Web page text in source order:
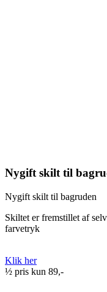
Nygift skilt til
Nygift skilt til bagruden
Skiltet er fremstillet af
farvetryk
Klik her
½ pris kun 89,-